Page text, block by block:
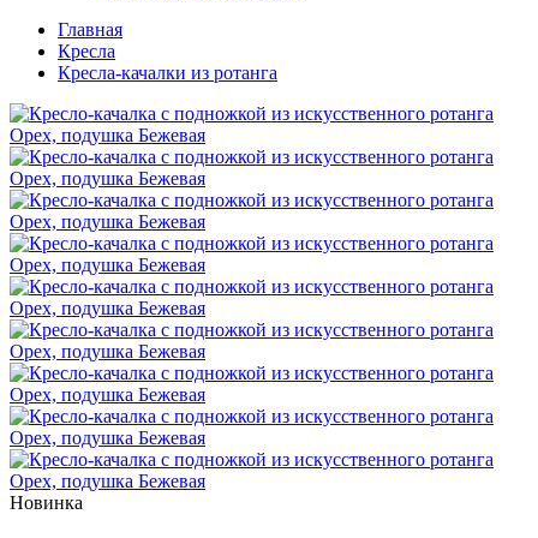
Главная
Кресла
Кресла-качалки из ротанга
Новинка